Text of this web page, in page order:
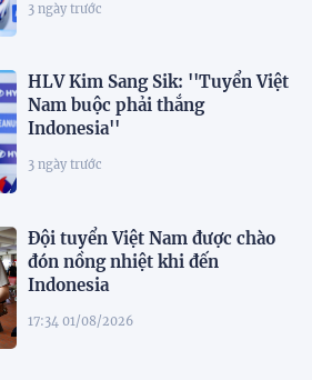
3 ngày trước
HLV Kim Sang Sik: ''Tuyển Việt
Nam buộc phải thắng
Indonesia''
3 ngày trước
Đội tuyển Việt Nam được chào
đón nồng nhiệt khi đến
Indonesia
17:34 01/08/2026